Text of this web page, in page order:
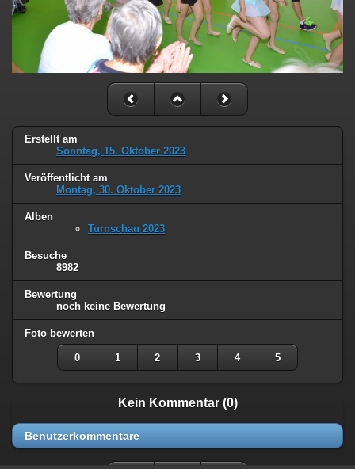
Erstellt am
Sonntag, 15. Oktober 2023
Veröffentlicht am
Montag, 30. Oktober 2023
Alben
Turnschau 2023
Besuche
8982
Bewertung
noch keine Bewertung
Foto bewerten
0 1 2 3 4 5
Kein Kommentar (0)
Benutzerkommentare